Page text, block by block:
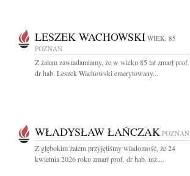
LESZEK WACHOWSKI WIEK: 85
POZNAŃ
Z żalem zawiadamiamy, że w wieku 85 lat zmarł prof.
dr hab. Leszek Wachowski emerytowany...
WŁADYSŁAW ŁAŃCZAK POZNAŃ
Z głębokim żalem przyjęliśmy wiadomość, że 24
kwietnia 2026 roku zmarł prof. dr hab. inż....